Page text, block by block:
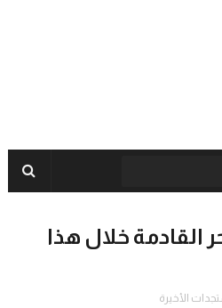
القادمة خلال هذا
الأخيرة